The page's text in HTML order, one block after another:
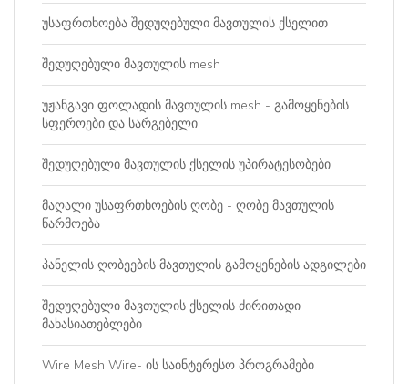
უსაფრთხოება შედუღებული მავთულის ქსელით
შედუღებული მავთულის mesh
უჟანგავი ფოლადის მავთულის mesh - გამოყენების
სფეროები და სარგებელი
შედუღებული მავთულის ქსელის უპირატესობები
მაღალი უსაფრთხოების ღობე - ღობე მავთულის
წარმოება
პანელის ღობეების მავთულის გამოყენების ადგილები
შედუღებული მავთულის ქსელის ძირითადი
მახასიათებლები
Wire Mesh Wire- ის საინტერესო პროგრამები